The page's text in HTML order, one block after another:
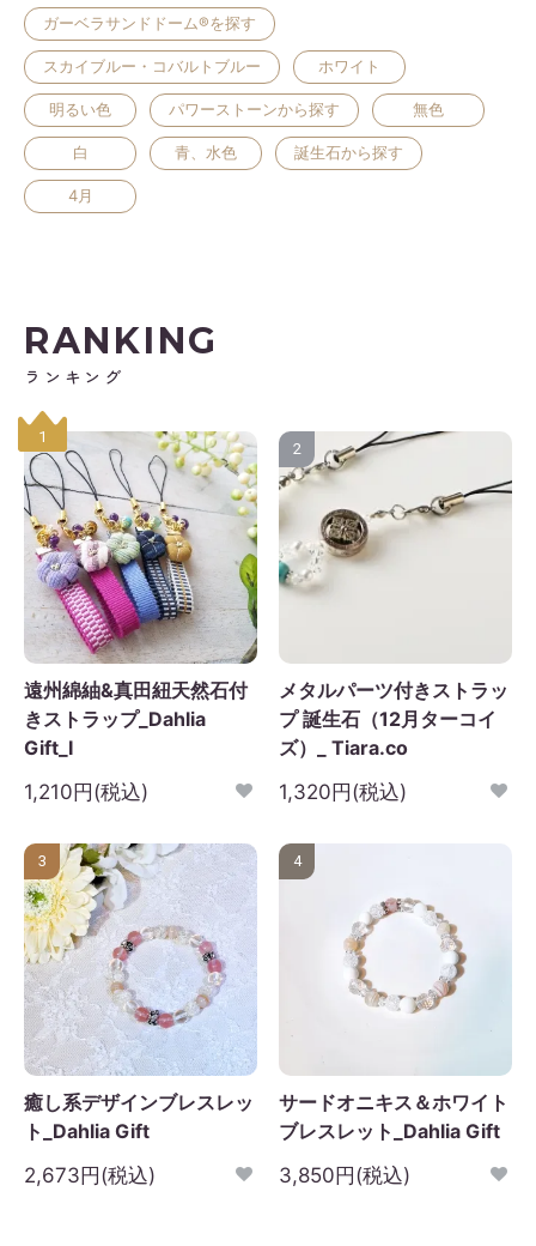
2026年9月
月 火
1 2 3
14 15 16 17 18 19
21 22 23 24 25 26
28 29 30
ガーベラサンドドーム®を探す
スカイブルー・コバルトブルー ホワイト
明るい色 パワーストーンから探す 無色
白 青、水色 誕生石から探す
4月
RANKING
ランキング
1
遠州綿紬&真田紐天然石付
きストラップ_Dahlia
Gift_I
1,210円(税込)
2
メタルパーツ付きストラッ
プ 誕生石（12月ターコイ
ズ）_ Tiara.co
1,320円(税込)
3
癒し系デザインブレスレッ
ト_Dahlia Gift
2,673円(税込)
4
サードオニキス＆ホワイト
ブレスレット_Dahlia Gift
3,850円(税込)